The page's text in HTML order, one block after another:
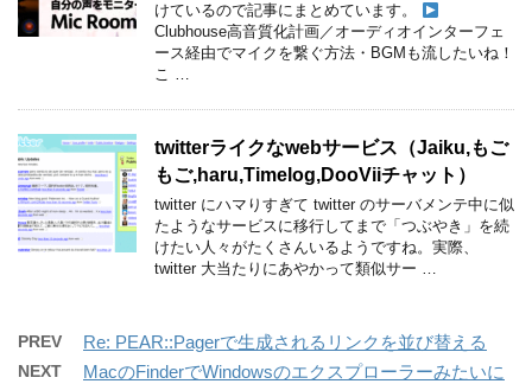
けているので記事にまとめています。
Clubhouse高音質化計画／オーディオインターフェ
ース経由でマイクを繋ぐ方法・BGMも流したいね！
こ …
twitterライクなwebサービス（Jaiku,もご
もご,haru,Timelog,DooViiチャット）
twitter にハマりすぎて twitter のサーバメンテ中に似
たようなサービスに移行してまで「つぶやき」を続
けたい人々がたくさんいるようですね。実際、
twitter 大当たりにあやかって類似サー …
PREV Re: PEAR::Pagerで生成されるリンクを並び替える
NEXT
MacのFinderでWindowsのエクスプローラーみたいに